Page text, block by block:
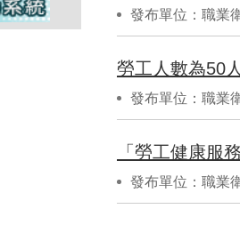
發布單位：職業
發布單位：職業
「勞工健康服
發布單位：職業